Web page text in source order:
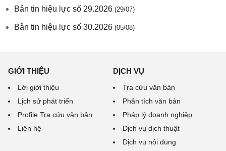
Bản tin hiệu lực số 29.2026 (29/07)
Bản tin hiệu lực số 30.2026 (05/08)
GIỚI THIỆU
Lời giới thiệu
Lịch sử phát triển
Profile Tra cứu văn bản
Liên hệ
DỊCH VỤ
Tra cứu văn bản
Phân tích văn bản
Pháp lý doanh nghiệp
Dịch vụ dịch thuật
Dịch vụ nội dung